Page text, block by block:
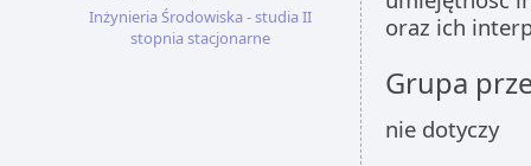
Inżynieria Środowiska - studia II
stopnia stacjonarne
oraz ich
Grupa
nie dotyczy